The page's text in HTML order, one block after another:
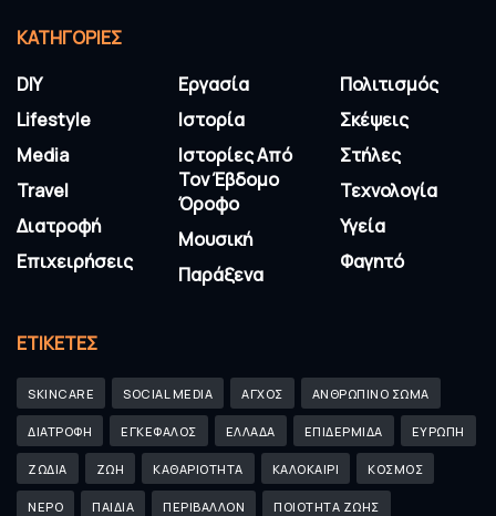
KΑΤΗΓΟΡΊΕΣ
DIY
Lifestyle
Media
Travel
Διατροφή
Επιχειρήσεις
Εργασία
Ιστορία
Ιστορίες Από
Τον Έβδομο
Όροφο
Μουσική
Παράξενα
Πολιτισμός
Σκέψεις
Στήλες
Τεχνολογία
Υγεία
Φαγητό
ΕΤΙΚΈΤΕΣ
SKINCARE SOCIAL MEDIA ΑΓΧΟΣ ΑΝΘΡΩΠΙΝΟ ΣΩΜΑ
ΔΙΑΤΡΟΦΗ ΕΓΚΕΦΑΛΟΣ ΕΛΛΑΔΑ ΕΠΙΔΕΡΜΙΔΑ ΕΥΡΩΠΗ
ΖΩΔΙΑ ΖΩΗ ΚΑΘΑΡΙΟΤΗΤΑ ΚΑΛΟΚΑΙΡΙ ΚΟΣΜΟΣ
ΝΕΡΟ ΠΑΙΔΙΑ ΠΕΡΙΒΑΛΛΟΝ ΠΟΙΟΤΗΤΑ ΖΩΗΣ